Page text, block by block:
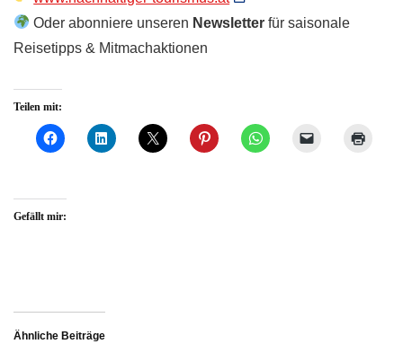
Oder abonniere unseren Newsletter für saisonale
Reisetipps & Mitmachaktionen
Teilen mit:
Gefällt mir:
Ähnliche Beiträge